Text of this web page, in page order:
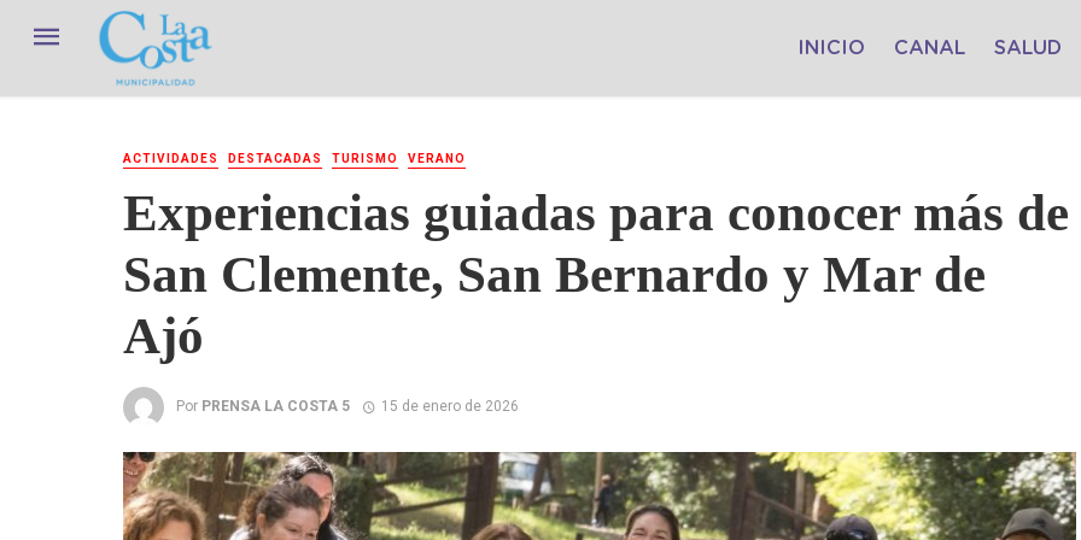
INICIO CANAL SALUD
ACTIVIDADES DESTACADAS TURISMO VERANO
Experiencias guiadas para conocer más de
San Clemente, San Bernardo y Mar de
Ajó
Por PRENSA LA COSTA 5 15 de enero de 2026